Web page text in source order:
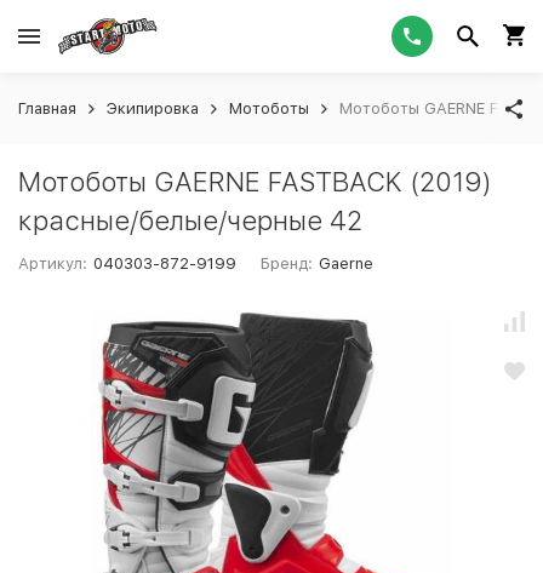
Главная Экипировка Мотоботы Мотоботы GAERNE
Мотоботы GAERNE FASTBACK (2019)
красные/белые/черные 42
Артикул: 040303-872-9199 Бренд: Gaerne